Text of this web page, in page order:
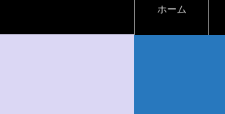
ホーム